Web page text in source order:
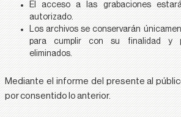
El acceso a las grabaciones
autorizado.
Los archivos se conservarán
para cumplir con su finalidad y
eliminados.
Mediante el informe del presente al
por consentido lo anterior.